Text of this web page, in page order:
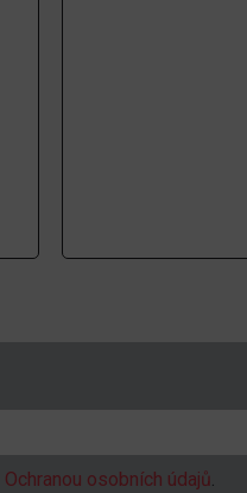
Ochranou osobních údajů.